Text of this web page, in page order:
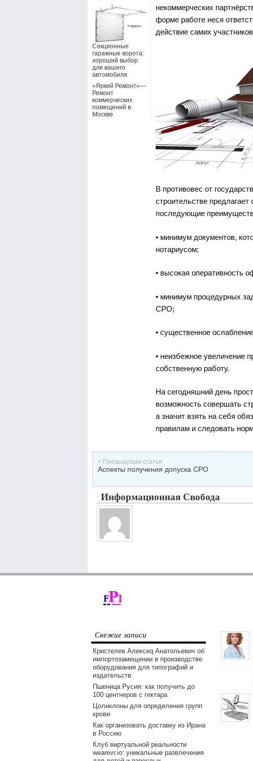
Секционные
гаражные ворота:
хороший выбор
для вашего
автомобиля
«Яркий Ремонт»—
Ремонт
коммерческих
помещений в
Москве
некоммерческих
форме работе неся
действие самих
В противовес от
строительстве
последующие
• минимум документов,
нотариусом;
• высокая оперативность
• минимум процедурных
СРО;
• существенное
• неизбежное увеличение
собственную работу.
На сегодняшний день
возможность совершать
а значит взять на себя
правилам и следовать
< Предыдущая статья
Аспекты получения допуска СРО
Информационная Свобода
Свежие записи
Кристелев Алексеq Анатольевич об
импортозамещении в производстве
оборудования для типографий и
издательств
Пшеница Русия: как получить до
100 центнеров с гектара
Цоликлоны для определения групп
крови
Как организовать доставку из Ирана
в Россию
Клуб виртуальной реальности
wearevr.io: уникальные развлечения